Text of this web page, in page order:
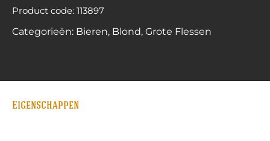
Product code: 113897
Categorieën: Bieren, Blond, Grote Flessen
Eigenschappen